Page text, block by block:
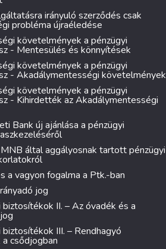
irányuló szerződés csak
probléma újraéledése
követelmények a pénzügyi
- Mentesülés és könnyítések
követelmények a pénzügyi
- Akadálymentességi követelmények
követelmények a pénzügyi
- Kihirdették az Akadálymentességi
Bank új ajánlása a pénzügyi
által aggályosnak tartott pénzügyi
a vagyon fogalma a Ptk.-ban
jog
biztosítékok II. – Az óvadék és a
III. – Rendhagyó
csődjogban